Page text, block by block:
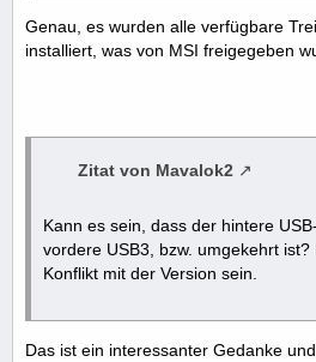
Genau, es wurden alle verfügbare
installiert, was von MSI freigegeben
Zitat von Mavalok2
Kann es sein, dass der hintere
vordere USB3, bzw. umgekehrt ist?
Konflikt mit der Version sein.
Das ist ein interessanter Gedanke